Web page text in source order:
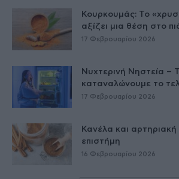
Κουρκουμάς: Το
αξίζει μια θέση στο
17 Φεβρουαρίου 2026
Νυχτερινή Νηστεία –
καταναλώνουμε το
17 Φεβρουαρίου 2026
Κανέλα και αρτηριακή
επιστήμη
16 Φεβρουαρίου 2026